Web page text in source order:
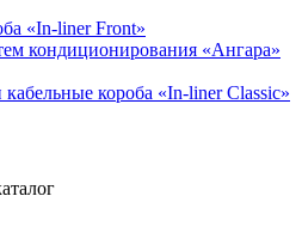
«In-liner Front»
кондиционирования «Ангара»
короба «In-liner Classic»